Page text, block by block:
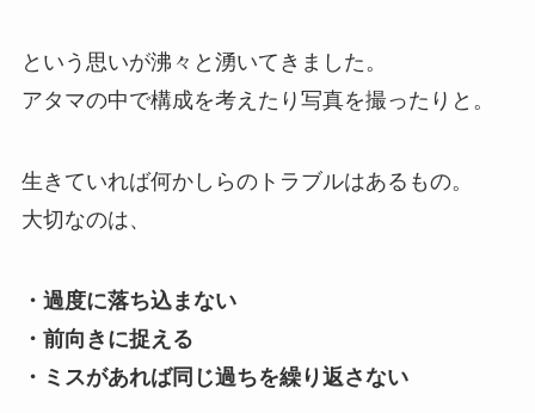
という思いが沸々と湧いてきました。
アタマの中で構成を考えたり写真を撮ったりと。
生きていれば何かしらのトラブルはあるもの。
大切なのは、
・過度に落ち込まない
・前向きに捉える
・ミスがあれば同じ過ちを繰り返さない